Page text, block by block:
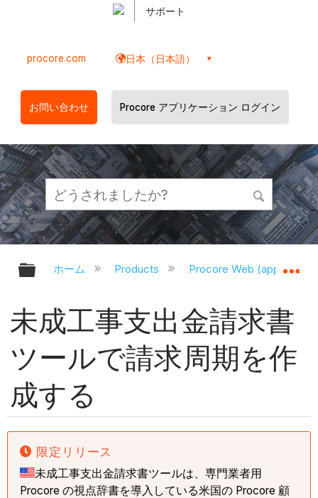
サポート
procore.com 日本（日本語）
お問い合わせ Procore アプリケーション ログイン
グローバル階層を展開/折りたたむ
ホーム Products Procore Web
未成工事支出金請求書
ツールで請求周期を作
成する
限定リリース
未成工事支出金請求書ツールは、専門業者用
Procore の視点辞書を導入している米国の Procore 顧